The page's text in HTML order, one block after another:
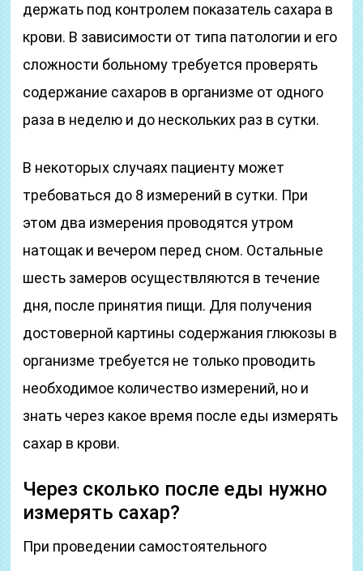
держать под контролем показатель сахара в
крови. В зависимости от типа патологии и его
сложности больному требуется проверять
содержание сахаров в организме от одного
раза в неделю и до нескольких раз в сутки.
В некоторых случаях пациенту может
требоваться до 8 измерений в сутки. При
этом два измерения проводятся утром
натощак и вечером перед сном. Остальные
шесть замеров осуществляются в течение
дня, после принятия пищи. Для получения
достоверной картины содержания глюкозы в
организме требуется не только проводить
необходимое количество измерений, но и
знать через какое время после еды измерять
сахар в крови.
Через сколько после еды нужно
измерять сахар?
При проведении самостоятельного